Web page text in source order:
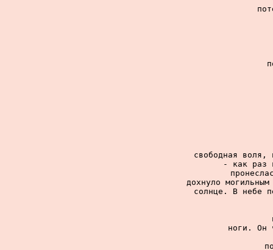
свободная воля,
- как раз
дохнуло
солнце. В небе
ноги. Он